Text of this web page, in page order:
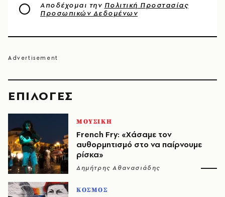
EΠΙΛΟΓΈΣ
ΜΟΥΣΙΚΗ
French Fry: «Χάσαμε τον
αυθορμητισμό στο να παίρνουμε
ρίσκα»
Δημήτρης Αθανασιάδης
ΚΟΣΜΟΣ
Αποδέχομαι την Πολιτική Προστασίας
Προσωπικών Δεδομένων